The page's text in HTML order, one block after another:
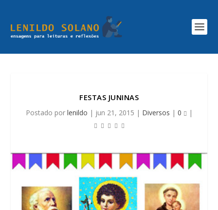
FESTAS JUNINAS
Postado por lenildo | jun 21, 2015 | Diversos | 0 |